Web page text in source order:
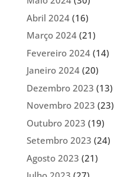
Abril 2024(16)
Março 2024(21)
Fevereiro 2024(14)
Janeiro 2024(20)
Dezembro 2023 (13)
Novembro 2023 (23)
Outubro 2023 (19)
Setembro 2023 (24)
Agosto 2023 (21)